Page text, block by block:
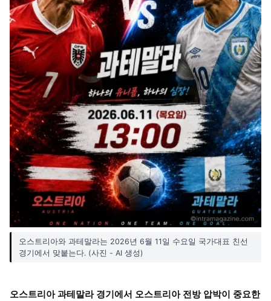
오스트리아와 과테말라는 2026년 6월 11일 수요일 국가대표 친선
경기에서 맞붙는다. (사진 - AI 생성)
오스트리아 과테말라 경기에서 오스트리아 전방 압박이 중요한